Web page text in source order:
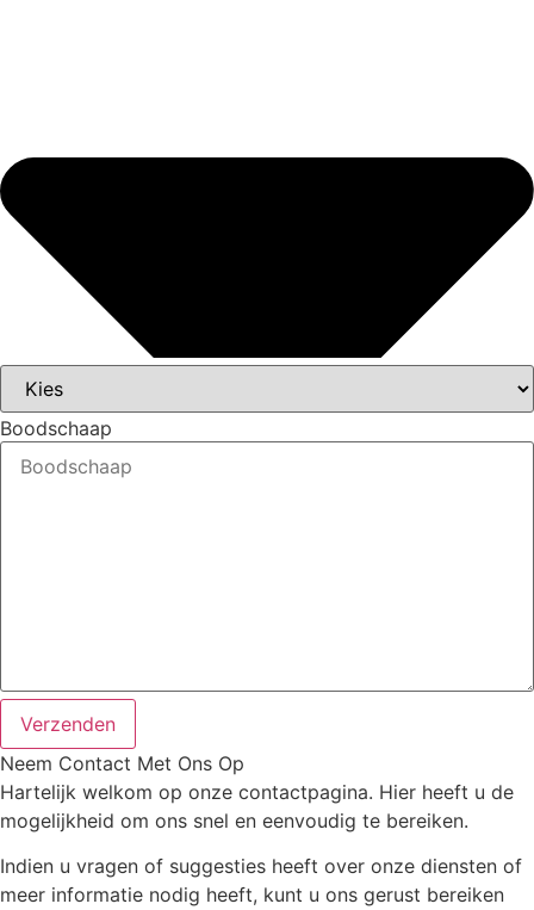
Boodschaap
Verzenden
Neem Contact Met Ons Op
Hartelijk welkom op onze contactpagina. Hier heeft u de
mogelijkheid om ons snel en eenvoudig te bereiken.
Indien u vragen of suggesties heeft over onze diensten of
meer informatie nodig heeft, kunt u ons gerust bereiken